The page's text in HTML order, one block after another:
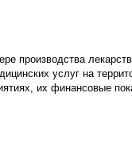
производства
услуг на
их финансовые